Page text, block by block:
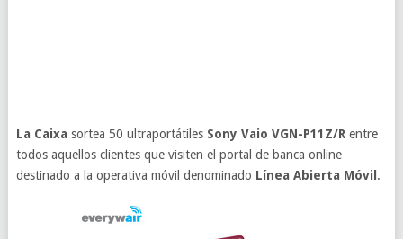
La Caixa sortea 50 ultraportátiles Sony Vaio VGN-P11Z/Rentre
todos aquellos clientes que visiten el portal de banca online
destinado a la operativa móvil denominado Línea Abierta Móvil .